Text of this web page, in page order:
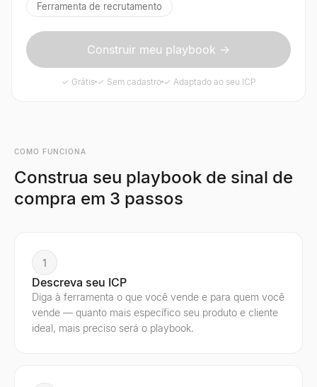
Ferramenta de recrutamento
Construir meu playbook →
✓ Grátis ✓ Sem cadastro ✓ Adaptado ao seu ICP
COMO FUNCIONA
Construa seu playbook de sinal de
compra em 3 passos
1
Descreva seu ICP
Diga à ferramenta o que você vende e para quem você
vende — quanto mais específico seu produto e cliente
ideal, mais preciso será o playbook.